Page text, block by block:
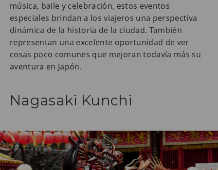
música, baile y celebración, estos eventos
especiales brindan a los viajeros una perspectiva
dinámica de la historia de la ciudad. También
representan una excelente oportunidad de ver
cosas poco comunes que mejoran todavía más su
aventura en Japón.
Nagasaki Kunchi